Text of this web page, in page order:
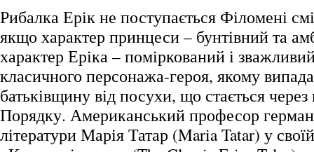
Рибалка Ерік не поступається Філомені
якщо характер принцеси – бунтівний та
характер Еріка – поміркований і
класичного персонажа-героя, якому
батьківщину від посухи, що стається
Порядку. Американський професор
літератури Марія Татар (Maria Tatar) у